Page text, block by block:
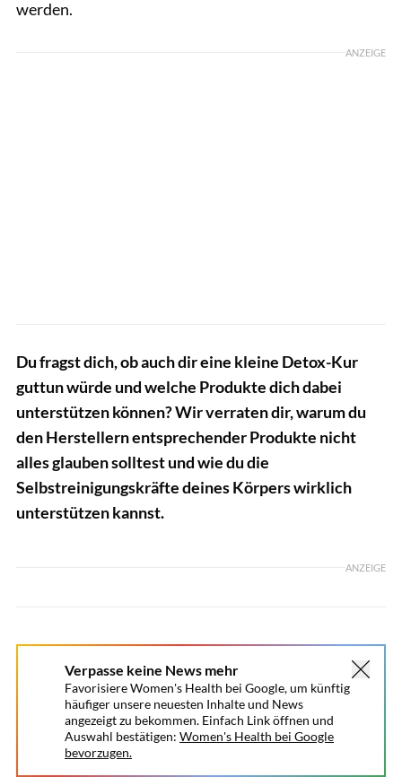
werden.
ANZEIGE
Du fragst dich, ob auch dir eine kleine Detox-Kur
guttun würde und welche Produkte dich dabei
unterstützen können? Wir verraten dir, warum du
den Herstellern entsprechender Produkte nicht
alles glauben solltest und wie du die
Selbstreinigungskräfte deines Körpers wirklich
unterstützen kannst.
ANZEIGE
Verpasse keine News mehr
Favorisiere Women's Health bei Google, um künftig
häufiger unsere neuesten Inhalte und News
angezeigt zu bekommen. Einfach Link öffnen und
Auswahl bestätigen: Women's Health bei Google
bevorzugen.